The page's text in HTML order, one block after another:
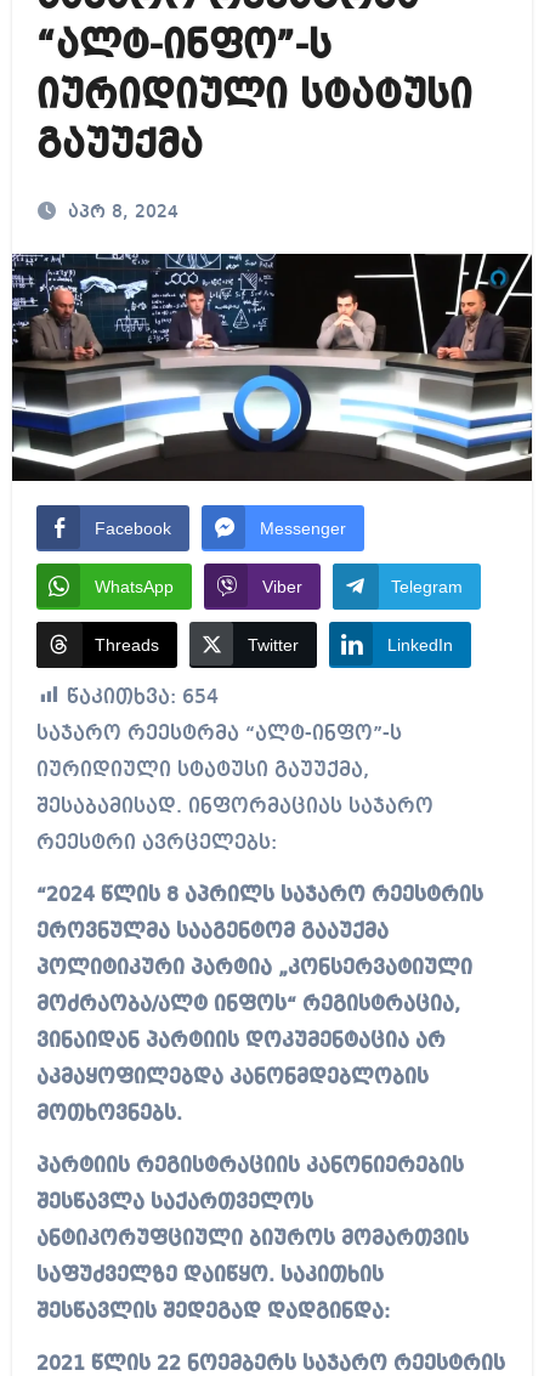
“ალტ-ინფო”-ს
იურიდიული სტატუსი
გაუუქმა
აპრ 8, 2024
Facebook Messenger
WhatsApp Viber Telegram
Threads Twitter LinkedIn
წაკითხვა: 654
საჯარო რეესტრმა “ალტ-ინფო”-ს
იურიდიული სტატუსი გაუუქმა,
შესაბამისად. ინფორმაციას საჯარო
რეესტრი ავრცელებს:
“2024 წლის 8 აპრილს საჯარო რეესტრის
ეროვნულმა სააგენტომ გააუქმა
პოლიტიკური პარტია „კონსერვატიული
მოძრაობა/ალტ ინფოს“ რეგისტრაცია,
ვინაიდან პარტიის დოკუმენტაცია არ
აკმაყოფილებდა კანონმდებლობის
მოთხოვნებს.
პარტიის რეგისტრაციის კანონიერების
შესწავლა საქართველოს
ანტიკორუფციული ბიუროს მომართვის
საფუძველზე დაიწყო. საკითხის
შესწავლის შედეგად დადგინდა:
2021 წლის 22 ნოემბერს საჯარო რეესტრის